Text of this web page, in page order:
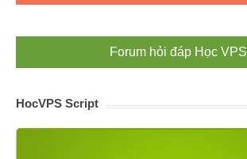
Forum hỏi đáp Học VPS
HocVPS Script